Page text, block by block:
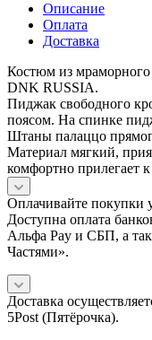
Описание
Оплата
Доставка
Костюм из
DNK RUSSIA.
Пиджак свободного
поясом. На спинке
Штаны палаццо
Материал мягкий,
комфортно прилегает к
Оплачивайте покупки
Доступна оплата
Альфа Pay и СБП, а
Частями».
Доставка
5Post (Пятёрочка).